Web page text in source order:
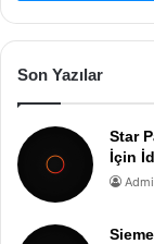
Son Yazılar
Star
İçin